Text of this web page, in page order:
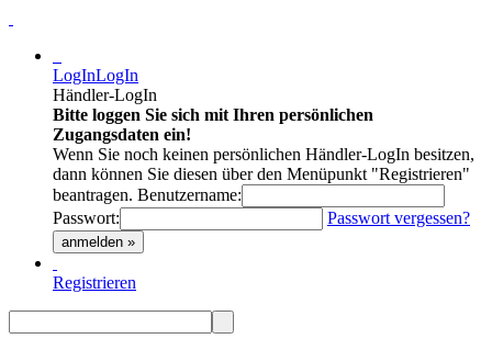
LogInLogIn
Händler-LogIn
Bitte loggen Sie sich mit Ihren persönlichen
Zugangsdaten ein!
Wenn Sie noch keinen persönlichen Händler-LogIn besitzen,
dann können Sie diesen über den Menüpunkt "Registrieren"
beantragen. Benutzername:
Passwort:
Passwort vergessen?
anmelden »
Registrieren